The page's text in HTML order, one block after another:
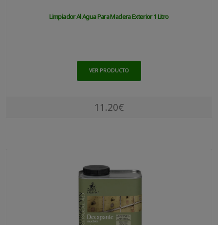
Limpiador Al Agua Para Madera Exterior 1 Litro
VER PRODUCTO
11.20€